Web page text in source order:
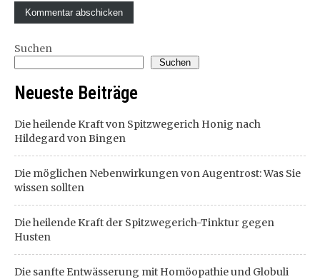
Suchen
Suchen
Neueste Beiträge
Die heilende Kraft von Spitzwegerich Honig nach
Hildegard von Bingen
Die möglichen Nebenwirkungen von Augentrost: Was Sie
wissen sollten
Die heilende Kraft der Spitzwegerich-Tinktur gegen
Husten
Die sanfte Entwässerung mit Homöopathie und Globuli